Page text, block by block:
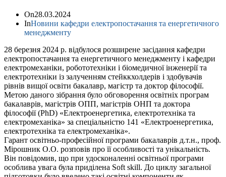
On28.03.2024
InНовини кафедри електропостачання та енергетичного
менеджменту
28 березня 2024 р. відбулося розширене засідання кафедри
електропостачання та енергетичного менеджменту і кафедри
електромеханіки, робототехніки і біомедичної інженерії та
електротехніки із залученням стейккхолдерів і здобувачів
рівнів вищої освіти бакалавр, магістр та доктор філософії.
Метою даного зібрання було обговорення освітніх програм
бакалаврів, магістрів ОПП, магістрів ОНП та доктора
філософії (PhD) «Електроенергетика, електротехніка та
електромеханіка» за спеціальністю 141 «Електроенергетика,
електротехніка та електромеханіка».
Гарант освітньо-професійної програми бакалаврів д.т.н., проф.
Мірошник О.О. розповів про її особливості та унікальність.
Він повідомив, що при удосконаленні освітньої програми
особлива увага була приділена Soft skill. До циклу загальної